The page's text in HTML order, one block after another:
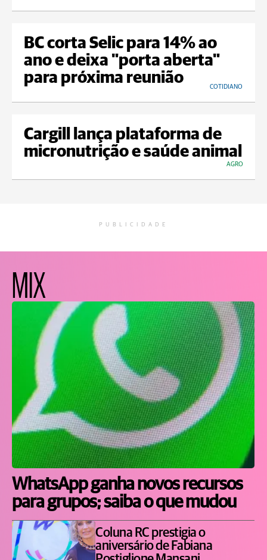
BC corta Selic para 14% ao
ano e deixa "porta aberta"
para próxima reunião
COTIDIANO
Cargill lança plataforma de
micronutrição e saúde animal
AGRO
PUBLICIDADE
MIX
WhatsApp ganha novos recursos
para grupos; saiba o que mudou
Coluna RC prestigia o
aniversário de Fabiana